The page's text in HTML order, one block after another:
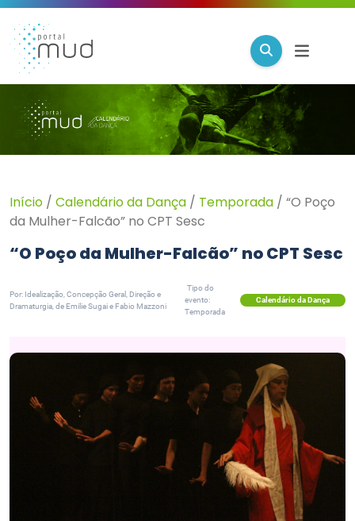
Início / Calendário da Dança / Temporada / “O Poço
da Mulher-Falcão” no CPT Sesc
“O Poço da Mulher-Falcão” no CPT Sesc
Por: Idealização, Concepção Geral, Direção e
Dramaturgia, de Emilie Sugai e Fabio Mazzoni
Tipo do
evento:
Temporada
Calendário da Dança